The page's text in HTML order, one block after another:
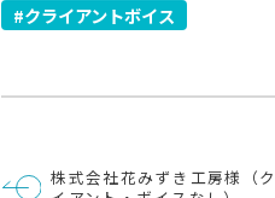
クライアントボイス
稿
株式会社花みずき工房様（